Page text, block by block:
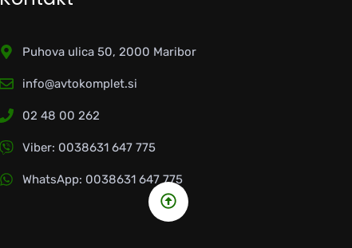
Puhova ulica 50, 2000 Maribor
info@avtokomplet.si
02 48 00 262
Viber: 0038631 647 775
WhatsApp: 0038631 647 775